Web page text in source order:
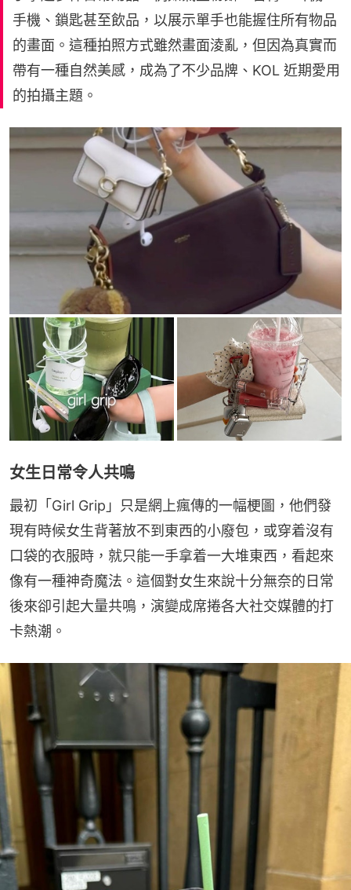
手機、鎖匙甚至飲品，以展示單手也能握住所有物品
的畫面。這種拍照方式雖然畫面淩亂，但因為真實而
帶有一種自然美感，成為了不少品牌、KOL 近期愛用
的拍攝主題。
女生日常令人共鳴
最初「Girl Grip」只是網上瘋傳的一幅梗圖，他們發
現有時候女生背著放不到東西的小廢包，或穿着沒有
口袋的衣服時，就只能一手拿着一大堆東西，看起來
像有一種神奇魔法。這個對女生來說十分無奈的日常
後來卻引起大量共鳴，演變成席捲各大社交媒體的打
卡熱潮。